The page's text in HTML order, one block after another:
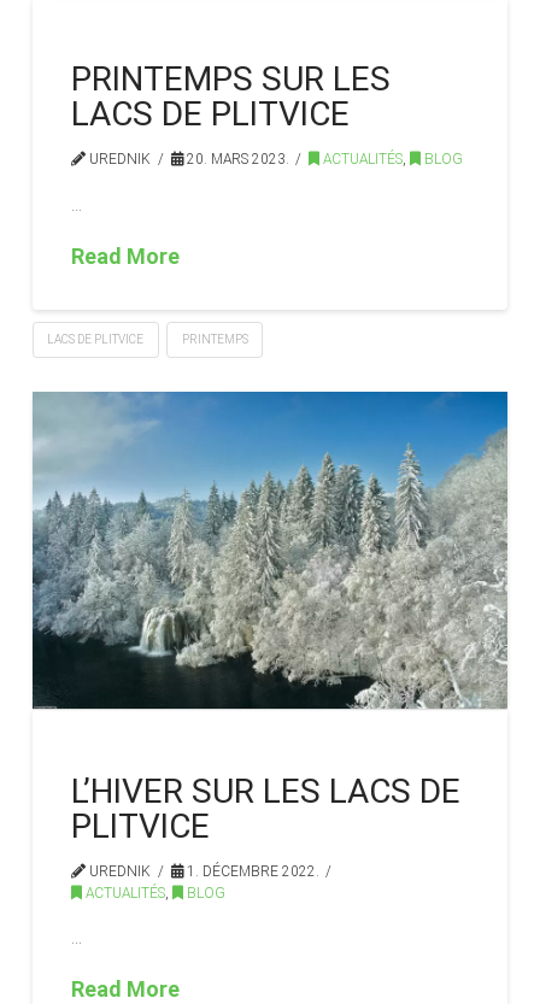
PRINTEMPS SUR LES
LACS DE PLITVICE
UREDNIK 20. MARS 2023. ACTUALITÉS, BLOG
Read More
LACS DE PLITVICE PRINTEMPS
L’HIVER SUR LES LACS DE
PLITVICE
UREDNIK
1. DÉCEMBRE 2022.
ACTUALITÉS
BLOG
Read More